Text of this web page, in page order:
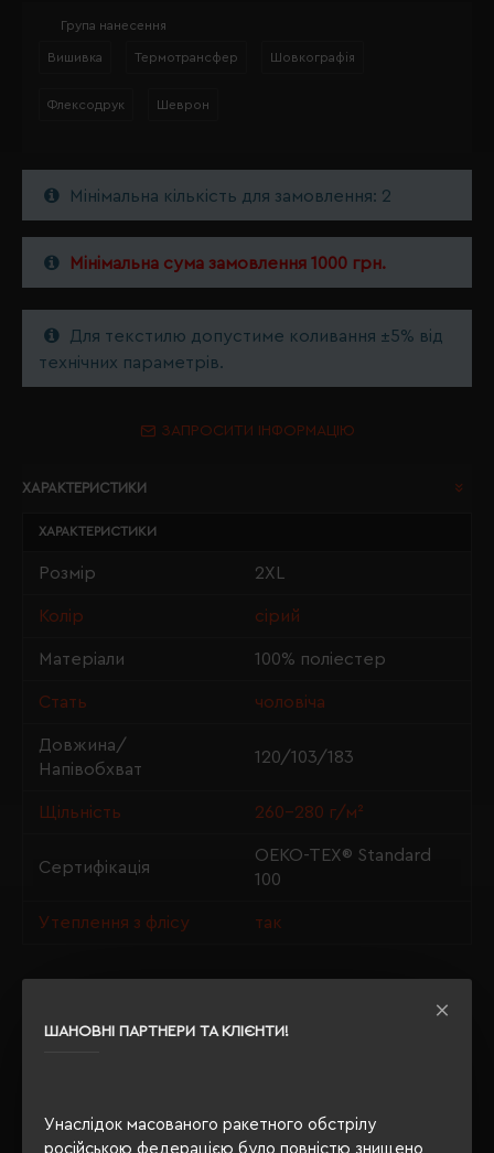
ШАНОВНІ ПАРТНЕРИ ТА КЛІЄНТИ!
Унаслідок масованого ракетного обстрілу
російською федерацією було повністю знищено
Група нанесення
Вишивка Термотрансфер Шовкографія
Флексодрук Шеврон
Мінімальна кількість для замовлення: 2
Мінімальна сума замовлення 1000 грн.
Для текстилю допустиме коливання ±5% від
технічних параметрів.
ЗАПРОСИТИ ІНФОРМАЦІЮ
ХАРАКТЕРИСТИКИ
ХАРАКТЕРИСТИКИ
Розмір 2XL
Колір сірий
Матеріали 100% поліестер
Стать чоловіча
Довжина/
Напівобхват
120/103/183
Щільність 260-280 г/м²
Сертифікація
OEKO-TEX® Standard
100
Утеплення з флісу так